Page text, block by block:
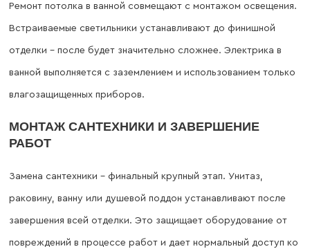
Ремонт потолка в ванной совмещают с монтажом освещения.
Встраиваемые светильники устанавливают до финишной
отделки – после будет значительно сложнее. Электрика в
ванной выполняется с заземлением и использованием только
влагозащищенных приборов.
МОНТАЖ САНТЕХНИКИ И ЗАВЕРШЕНИЕ
РАБОТ
Замена сантехники – финальный крупный этап. Унитаз,
раковину, ванну или душевой поддон устанавливают после
завершения всей отделки. Это защищает оборудование от
повреждений в процессе работ и дает нормальный доступ ко